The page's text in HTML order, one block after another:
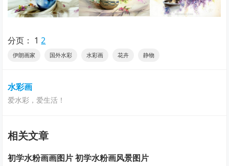
分页： 1 2
伊朗画家 国外水彩 水彩画 花卉 静物
水彩画
爱水彩，爱生活！
相关文章
初学水粉画画图片 初学水粉画风景图片